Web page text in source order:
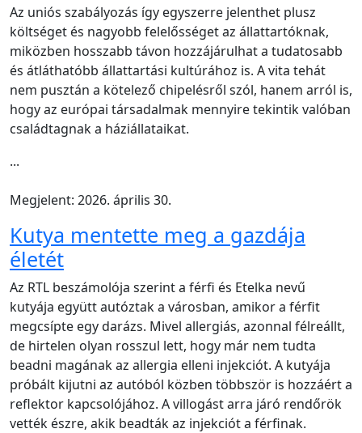
Az uniós szabályozás így egyszerre jelenthet plusz
költséget és nagyobb felelősséget az állattartóknak,
miközben hosszabb távon hozzájárulhat a tudatosabb
és átláthatóbb állattartási kultúrához is. A vita tehát
nem pusztán a kötelező chipelésről szól, hanem arról is,
hogy az európai társadalmak mennyire tekintik valóban
családtagnak a háziállataikat.
...
Megjelent: 2026. április 30.
Kutya mentette meg a gazdája
életét
Az RTL beszámolója szerint a férfi és Etelka nevű
kutyája együtt autóztak a városban, amikor a férfit
megcsípte egy darázs. Mivel allergiás, azonnal félreállt,
de hirtelen olyan rosszul lett, hogy már nem tudta
beadni magának az allergia elleni injekciót. A kutyája
próbált kijutni az autóból közben többször is hozzáért a
reflektor kapcsolójához. A villogást arra járó rendőrök
vették észre, akik beadták az injekciót a férfinak.